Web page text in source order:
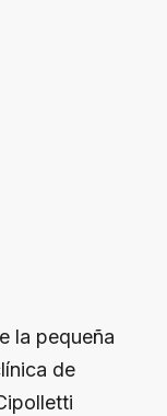
la pequeña
de